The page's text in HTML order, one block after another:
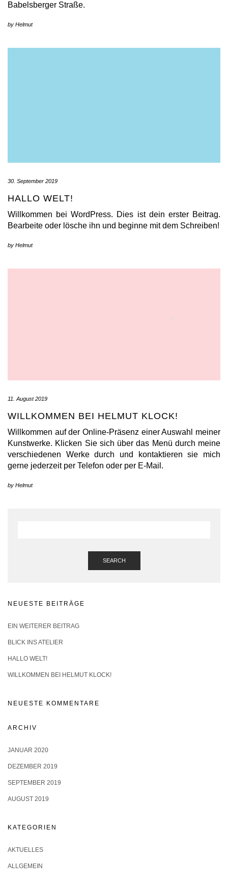
Babelsberger Straße.
by Helmut
30. September 2019
HALLO WELT!
Willkommen bei WordPress. Dies ist dein erster Beitrag.
Bearbeite oder lösche ihn und beginne mit dem Schreiben!
by Helmut
11. August 2019
WILLKOMMEN BEI HELMUT KLOCK!
Willkommen auf der Online-Präsenz einer Auswahl meiner
Kunstwerke. Klicken Sie sich über das Menü durch meine
verschiedenen Werke durch und kontaktieren sie mich
gerne jederzeit per Telefon oder per E-Mail.
by Helmut
SEARCH
NEUESTE BEITRÄGE
EIN WEITERER BEITRAG
BLICK INS ATELIER
HALLO WELT!
WILLKOMMEN BEI HELMUT KLOCK!
NEUESTE KOMMENTARE
ARCHIV
JANUAR 2020
DEZEMBER 2019
SEPTEMBER 2019
AUGUST 2019
KATEGORIEN
AKTUELLES
ALLGEMEIN